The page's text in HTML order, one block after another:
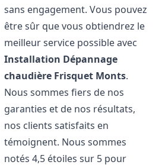
sans engagement. Vous pouvez
être sûr que vous obtiendrez le
meilleur service possible avec
Installation Dépannage
chaudière Frisquet Monts.
Nous sommes fiers de nos
garanties et de nos résultats,
nos clients satisfaits en
témoignent. Nous sommes
notés 4,5 étoiles sur 5 pour